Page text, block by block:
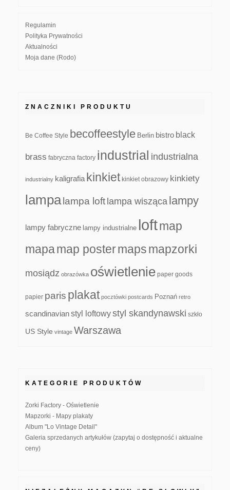
Regulamin
Polityka Prywatności
Aktualności
Moja dane (Rodo)
ZNACZNIKI PRODUKTU
Be Coffee Style becoffeestyle Berlin bistro black
brass fabryczna factory industrial industrialna
industrialny kaligrafia kinkiet kinkiet obrazowy kinkiety
lampa lampa loft lampa wisząca lampy
lampy fabryczne lampy industrialne loftmap
mapamap postermapsmapzorki
mosiądz obrazówka oświetlenie paper goods
papier paris plakat pocztówki postcards Poznań retro
scandinavianstyl loftowystyl skandynawski szkło
US Style vintage Warszawa
KATEGORIE PRODUKTÓW
Zorki Factory - Oświetlenie
Mapzorki - Mapy plakaty
Album "Lo Vintage Detail"
Galeria sprzedanych artykułów (zapytaj o dostępność i aktualne
ceny)